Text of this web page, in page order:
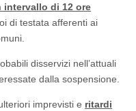
intervallo di 12 ore
di testata afferenti ai
disservizi nell’attuali
dalla sospensione.
imprevisti e ritardi